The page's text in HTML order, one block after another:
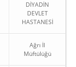
DİYADİN
DEVLET
HASTANESİ
Ağrı İl
Müftülüğü